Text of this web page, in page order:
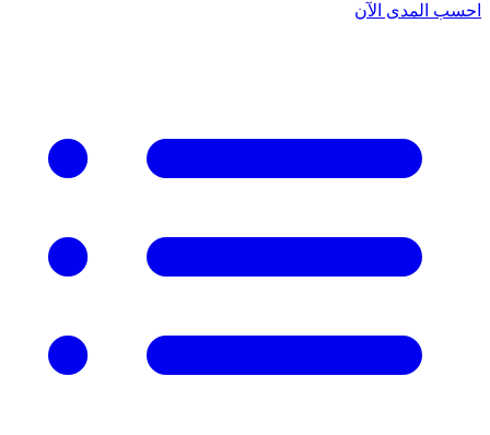
احسب المدى الآن